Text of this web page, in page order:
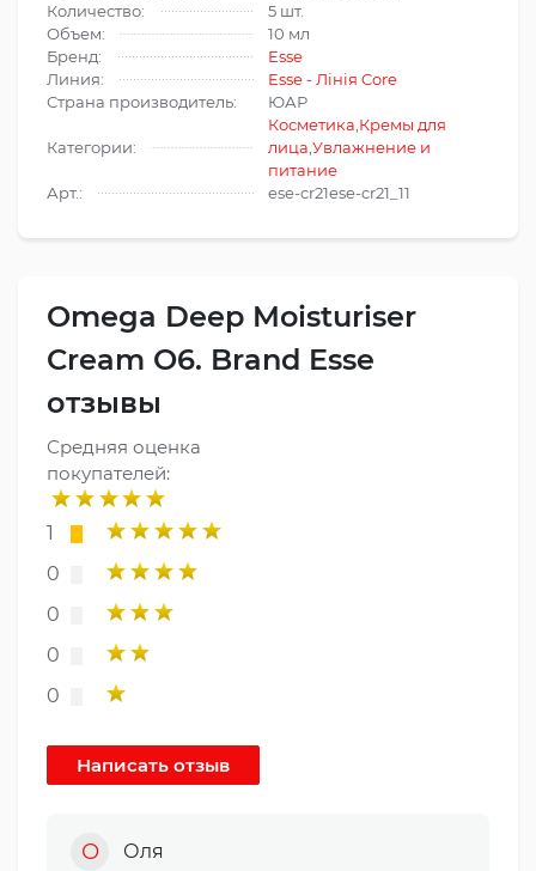
Количество:
5 шт.
Объем:
10 мл
Бренд:
Esse
Линия:
Esse - Лінія Core
Страна производитель:
ЮАР
Категории:
Косметика,Кремы для
лица,Увлажнение и
питание
Арт.:
ese-cr21ese-cr21_11
Omega Deep Moisturiser
Cream О6. Brand Esse
отзывы
Средняя оценка
покупателей:
1
0
0
0
0
О Оля